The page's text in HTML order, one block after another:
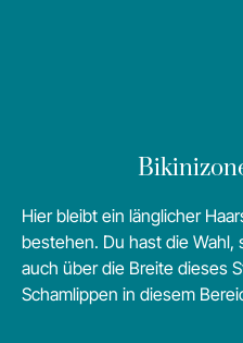
Hier bleibt ein länglicher
bestehen. Du hast die Wahl,
auch über die Breite dieses
Schamlippen in diesem